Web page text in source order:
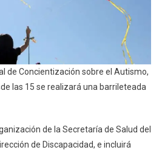
Autismo
de Concientización sobre el Autismo,
las 15 se realizará una barrileteada
de la Secretaría de Salud del
de Discapacidad, e incluirá